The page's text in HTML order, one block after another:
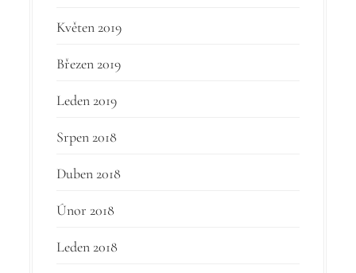
Květen 2019
Březen 2019
Leden 2019
Srpen 2018
Duben 2018
Únor 2018
Leden 2018